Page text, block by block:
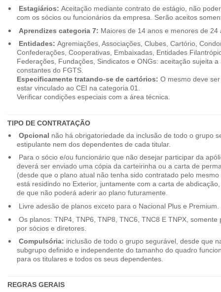
Estagiários: Aceitação mediante contrato de estágio, não
com os sócios ou funcionários da empresa. Serão aceitos
Aprendizes categoria 7: Maiores de 14 anos e menores de 24
Entidades: Agremiações, Associações, Clubes, Cartório,
Confederações, Cooperativas, Embaixadas, Entidades
Federações, Fundações, Sindicatos e ONGs: aceitação sujeita
constantes do FGTS.
Especificamente tratando-se de cartórios: O mesmo deve
estar vinculado ao CEI na categoria 01.
Verificar condições especiais com a área técnica.
TIPO DE CONTRATAÇÃO
Opcional não há obrigatoriedade da inclusão de todo o grupo
estipulante nem dos dependentes de cada titular.
Para o sócio e/ou funcionário que não desejar participar da
deverá ser enviado uma cópia da carteirinha ou a carta de
(desde que o plano atual não tenha sido contratado pelo
está residindo no Exterior, juntamente com a carta de
de que não poderá aderir ao plano futuramente.
Livre adesão de planos exceto para o Nacional Plus e Premium.
Os planos: TNP4, TNP6, TNP8, TNC6, TNC8 E TNPX,
por sócios e diretores.
Compulsória: inclusão de todo o grupo segurável, desde que
subgrupo definido e independente do tamanho do quadro
para os titulares e todos os seus dependentes.
REGRAS GERAIS